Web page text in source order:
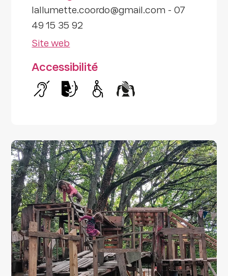
lallumette.coordo@gmail.com - 07
49 15 35 92
Site web
Accessibilité
Handicap auditif
Handicap intellectuel
Handicap moteur